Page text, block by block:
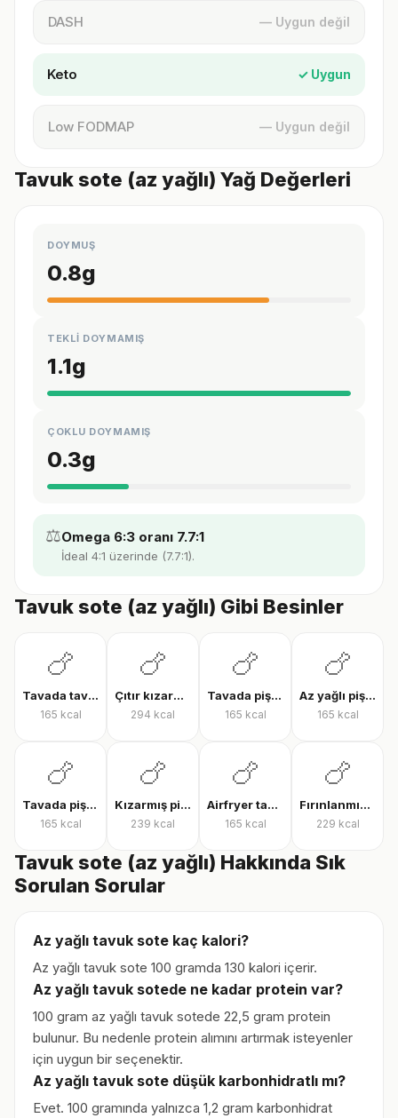
DASH — Uygun değil
Keto ✓ Uygun
Low FODMAP — Uygun değil
Tavuk sote (az yağlı) Yağ Değerleri
DOYMUŞ
0.8g
TEKLİ DOYMAMIŞ
1.1g
ÇOKLU DOYMAMIŞ
0.3g
⚖️Omega 6:3 oranı 7.7:1
İdeal 4:1 üzerinde (7.7:1).
Tavuk sote (az yağlı) Gibi Besinler
🍗
Tavada tavuk göğsü
165 kcal
🍗
Çıtır kızarmış tavuk
294 kcal
🍗
Tavada pişmiş tavuk bonfile
165 kcal
🍗
Az yağlı pişmiş tavuk göğsü
165 kcal
🍗
Tavada pişmiş tavuk göğsü
165 kcal
🍗
Kızarmış piliç
239 kcal
🍗
Airfryer tavuk bonfile
165 kcal
🍗
Fırınlanmış derili tavuk but
229 kcal
Tavuk sote (az yağlı) Hakkında Sık
Sorulan Sorular
Az yağlı tavuk sote kaç kalori?
Az yağlı tavuk sote 100 gramda 130 kalori içerir.
Az yağlı tavuk sotede ne kadar protein var?
100 gram az yağlı tavuk sotede 22,5 gram protein
bulunur. Bu nedenle protein alımını artırmak isteyenler
için uygun bir seçenektir.
Az yağlı tavuk sote düşük karbonhidratlı mı?
Evet. 100 gramında yalnızca 1,2 gram karbonhidrat